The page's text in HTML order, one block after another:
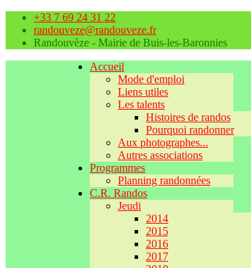
+33 7 69 24 31 22
randouveze@randouveze.fr
Randouvèze - Mairie de Buis-les-Baronnies
Accueil
Mode d'emploi
Liens utiles
Les talents
Histoires de randos
Pourquoi randonner
Aux photographes...
Autres associations
Programmes
Planning randonnées
C.R. Randos
Jeudi
2014
2015
2016
2017